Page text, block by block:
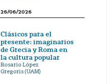
26/06/2026
Clásicos para el
presente: imaginarios
de Grecia y Roma en
la cultura popular
Rosario López
Gregoris (UAM)